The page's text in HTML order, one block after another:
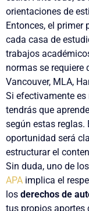
orientaciones de
Entonces, el primer
cada casa de
trabajos
normas se requiere
Vancouver, MLA,
Si efectivamente es
tendrás que
según estas reglas.
oportunidad será
estructurar el
Sin duda, uno de
APA implica el
los derechos de
tus propios aportes